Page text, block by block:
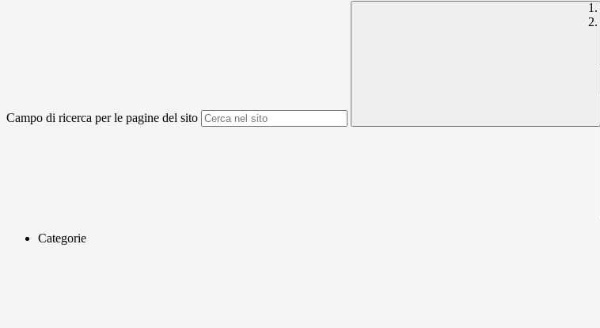
Campo di ricerca per le pagine del sito
Categorie